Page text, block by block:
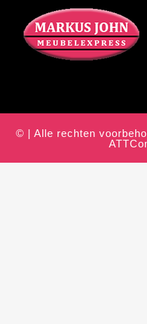
© | Alle rechten